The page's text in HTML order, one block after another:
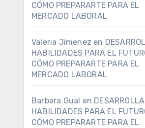
CÓMO PREPARARTE PARA EL
MERCADO LABORAL
Valeria Jimenez en
HABILIDADES PARA EL
CÓMO PREPARARTE PARA EL
MERCADO LABORAL
Barbara Gual en
HABILIDADES PARA EL
CÓMO PREPARARTE PARA EL